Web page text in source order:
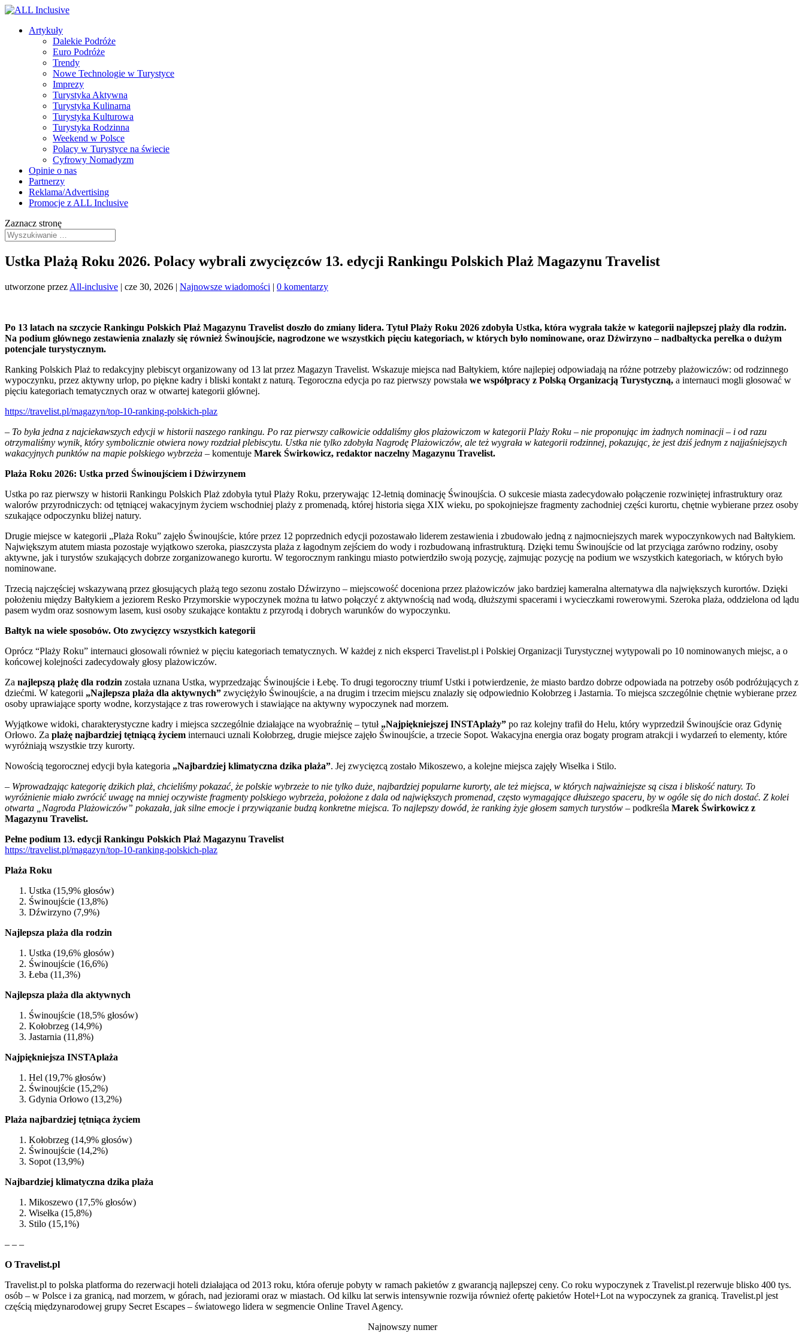
Artykuły
Dalekie Podróże
Euro Podróże
Trendy
Nowe Technologie w Turystyce
Imprezy
Turystyka Aktywna
Turystyka Kulinarna
Turystyka Kulturowa
Turystyka Rodzinna
Weekend w Polsce
Polacy w Turystyce na świecie
Cyfrowy Nomadyzm
Opinie o nas
Partnerzy
Reklama/Advertising
Promocje z ALL Inclusive
Zaznacz stronę
Ustka Plażą Roku 2026. Polacy wybrali zwycięzców 13. edycji Rankingu Polskich Plaż Magazynu Travelist
utworzone przez All-inclusive | cze 30, 2026 | Najnowsze wiadomości | 0 komentarzy
Po 13 latach na szczycie Rankingu Polskich Plaż Magazynu Travelist doszło do zmiany lidera. Tytuł Plaży Roku 2026 zdobyła Ustka, która wygrała także w kategorii najlepszej plaży dla rodzin.
Na podium głównego zestawienia znalazły się również Świnoujście, nagrodzone we wszystkich pięciu kategoriach, w których było nominowane, oraz Dźwirzyno – nadbałtycka perełka o dużym
potencjale turystycznym.
Ranking Polskich Plaż to redakcyjny plebiscyt organizowany od 13 lat przez Magazyn Travelist. Wskazuje miejsca nad Bałtykiem, które najlepiej odpowiadają na różne potrzeby plażowiczów: od rodzinnego
wypoczynku, przez aktywny urlop, po piękne kadry i bliski kontakt z naturą. Tegoroczna edycja po raz pierwszy powstała we współpracy z Polską Organizacją Turystyczną, a internauci mogli głosować w
pięciu kategoriach tematycznych oraz w otwartej kategorii głównej.
https://travelist.pl/magazyn/top-10-ranking-polskich-plaz
– To była jedna z najciekawszych edycji w historii naszego rankingu. Po raz pierwszy całkowicie oddaliśmy głos plażowiczom w kategorii Plaży Roku – nie proponując im żadnych nominacji – i od razu
otrzymaliśmy wynik, który symbolicznie otwiera nowy rozdział plebiscytu. Ustka nie tylko zdobyła Nagrodę Plażowiczów, ale też wygrała w kategorii rodzinnej, pokazując, że jest dziś jednym z najjaśniejszych
wakacyjnych punktów na mapie polskiego wybrzeża – komentuje Marek Świrkowicz, redaktor naczelny Magazynu Travelist.
Plaża Roku 2026: Ustka przed Świnoujściem i Dźwirzynem
Ustka po raz pierwszy w historii Rankingu Polskich Plaż zdobyła tytuł Plaży Roku, przerywając 12-letnią dominację Świnoujścia. O sukcesie miasta zadecydowało połączenie rozwiniętej infrastruktury oraz
walorów przyrodniczych: od tętniącej wakacyjnym życiem wschodniej plaży z promenadą, której historia sięga XIX wieku, po spokojniejsze fragmenty zachodniej części kurortu, chętnie wybierane przez osoby
szukające odpoczynku bliżej natury.
Drugie miejsce w kategorii „Plaża Roku” zajęło Świnoujście, które przez 12 poprzednich edycji pozostawało liderem zestawienia i zbudowało jedną z najmocniejszych marek wypoczynkowych nad Bałtykiem.
Największym atutem miasta pozostaje wyjątkowo szeroka, piaszczysta plaża z łagodnym zejściem do wody i rozbudowaną infrastrukturą. Dzięki temu Świnoujście od lat przyciąga zarówno rodziny, osoby
aktywne, jak i turystów szukających dobrze zorganizowanego kurortu. W tegorocznym rankingu miasto potwierdziło swoją pozycję, zajmując pozycję na podium we wszystkich kategoriach, w których było
nominowane.
Trzecią najczęściej wskazywaną przez głosujących plażą tego sezonu zostało Dźwirzyno – miejscowość doceniona przez plażowiczów jako bardziej kameralna alternatywa dla największych kurortów. Dzięki
położeniu między Bałtykiem a jeziorem Resko Przymorskie wypoczynek można tu łatwo połączyć z aktywnością nad wodą, dłuższymi spacerami i wycieczkami rowerowymi. Szeroka plaża, oddzielona od lądu
pasem wydm oraz sosnowym lasem, kusi osoby szukające kontaktu z przyrodą i dobrych warunków do wypoczynku.
Bałtyk na wiele sposobów. Oto zwycięzcy wszystkich kategorii
Oprócz “Plaży Roku” internauci głosowali również w pięciu kategoriach tematycznych. W każdej z nich eksperci Travelist.pl i Polskiej Organizacji Turystycznej wytypowali po 10 nominowanych miejsc, a o
końcowej kolejności zadecydowały głosy plażowiczów.
Za najlepszą plażę dla rodzin została uznana Ustka, wyprzedzając Świnoujście i Łebę. To drugi tegoroczny triumf Ustki i potwierdzenie, że miasto bardzo dobrze odpowiada na potrzeby osób podróżujących z
dziećmi. W kategorii „Najlepsza plaża dla aktywnych” zwyciężyło Świnoujście, a na drugim i trzecim miejscu znalazły się odpowiednio Kołobrzeg i Jastarnia. To miejsca szczególnie chętnie wybierane przez
osoby uprawiające sporty wodne, korzystające z tras rowerowych i stawiające na aktywny wypoczynek nad morzem.
Wyjątkowe widoki, charakterystyczne kadry i miejsca szczególnie działające na wyobraźnię – tytuł „Najpiękniejszej INSTAplaży” po raz kolejny trafił do Helu, który wyprzedził Świnoujście oraz Gdynię
Orłowo. Za plażę najbardziej tętniącą życiem internauci uznali Kołobrzeg, drugie miejsce zajęło Świnoujście, a trzecie Sopot. Wakacyjna energia oraz bogaty program atrakcji i wydarzeń to elementy, które
wyróżniają wszystkie trzy kurorty.
Nowością tegorocznej edycji była kategoria „Najbardziej klimatyczna dzika plaża”. Jej zwycięzcą zostało Mikoszewo, a kolejne miejsca zajęły Wisełka i Stilo.
– Wprowadzając kategorię dzikich plaż, chcieliśmy pokazać, że polskie wybrzeże to nie tylko duże, najbardziej popularne kurorty, ale też miejsca, w których najważniejsze są cisza i bliskość natury. To
wyróżnienie miało zwrócić uwagę na mniej oczywiste fragmenty polskiego wybrzeża, położone z dala od największych promenad, często wymagające dłuższego spaceru, by w ogóle się do nich dostać. Z kolei
otwarta „Nagroda Plażowiczów” pokazała, jak silne emocje i przywiązanie budzą konkretne miejsca. To najlepszy dowód, że ranking żyje głosem samych turystów – podkreśla Marek Świrkowicz z
Magazynu Travelist.
Pełne podium 13. edycji Rankingu Polskich Plaż Magazynu Travelist
https://travelist.pl/magazyn/top-10-ranking-polskich-plaz
Plaża Roku
Ustka (15,9% głosów)
Świnoujście (13,8%)
Dźwirzyno (7,9%)
Najlepsza plaża dla rodzin
Ustka (19,6% głosów)
Świnoujście (16,6%)
Łeba (11,3%)
Najlepsza plaża dla aktywnych
Świnoujście (18,5% głosów)
Kołobrzeg (14,9%)
Jastarnia (11,8%)
Najpiękniejsza INSTAplaża
Hel (19,7% głosów)
Świnoujście (15,2%)
Gdynia Orłowo (13,2%)
Plaża najbardziej tętniąca życiem
Kołobrzeg (14,9% głosów)
Świnoujście (14,2%)
Sopot (13,9%)
Najbardziej klimatyczna dzika plaża
Mikoszewo (17,5% głosów)
Wisełka (15,8%)
Stilo (15,1%)
– – –
O Travelist.pl
Travelist.pl to polska platforma do rezerwacji hoteli działająca od 2013 roku, która oferuje pobyty w ramach pakietów z gwarancją najlepszej ceny. Co roku wypoczynek z Travelist.pl rezerwuje blisko 400 tys.
osób – w Polsce i za granicą, nad morzem, w górach, nad jeziorami oraz w miastach. Od kilku lat serwis intensywnie rozwija również ofertę pakietów Hotel+Lot na wypoczynek za granicą. Travelist.pl jest
częścią międzynarodowej grupy Secret Escapes – światowego lidera w segmencie Online Travel Agency.
Najnowszy numer